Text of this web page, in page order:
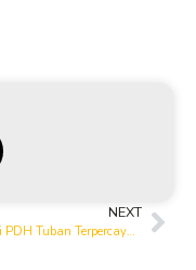
NEXT
Konveksi PDH Tuban Terpercaya – Yanto Garment & Printing House